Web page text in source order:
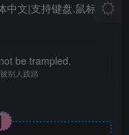
中文|支持键盘.鼠标
be trampled.
别人践踏